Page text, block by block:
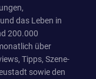
das Leben in
200.000
über
Tipps, Szene-
sowie den